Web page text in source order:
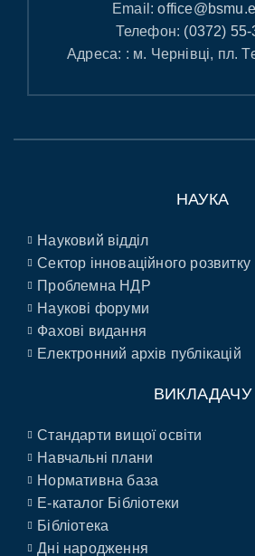
Email:
Телефон: (0372)
Адреса: : м. Чернівці, пл.
НАУКА
Науковий відділ
Сектор інноваційного розвитку
Проблемна НДР
Наукові форуми
Фахові видання
Електронний архів публікацій
ВИКЛАДАЧУ
Стандарти вищої освіти
Навчальні плани
Нормативна база
E-каталог Бібліотеки
Бібліотека
Дні народження